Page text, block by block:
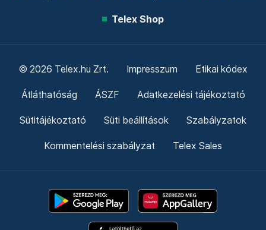
Telex Shop
© 2026 Telex.hu Zrt. Impresszum Etikai kódex
Átláthatóság ÁSZF Adatkezelési tájékoztató
Sütitájékoztató Süti beállítások Szabályzatok
Kommentelési szabályzat Telex Sales